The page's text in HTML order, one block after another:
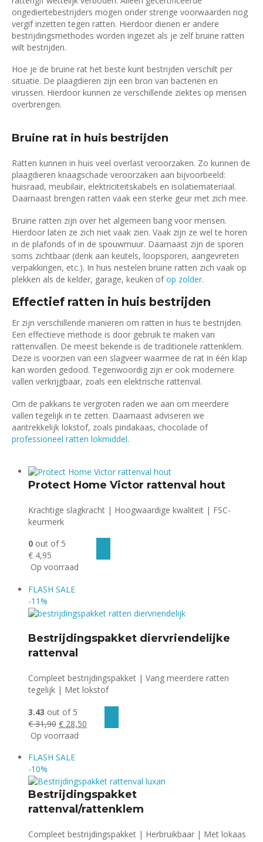
ongediertebestrijders mogen onder strenge voorwaarden nog
vergif inzetten tegen ratten. Hierdoor dienen er andere
bestrijdingsmethodes worden ingezet als je zelf bruine ratten
wilt bestrijden.
Hoe je de bruine rat het beste kunt bestrijden verschilt per
situatie. De plaagdieren zijn een bron van bacteriën en
virussen. Hierdoor kunnen ze verschillende ziektes op mensen
overbrengen.
Bruine rat in huis bestrijden
Ratten kunnen in huis veel overlast veroorzaken. Zo kunnen de
plaagdieren knaagschade veroorzaken aan bijvoorbeeld:
huisraad, meubilair, elektriciteitskabels en isolatiemateriaal.
Daarnaast brengen ratten vaak een sterke geur met zich mee.
Bruine ratten zijn over het algemeen bang voor mensen.
Hierdoor laten ze zich niet vaak zien. Vaak zijn ze wel te horen
in de plafonds of in de spouwmuur. Daarnaast zijn de sporen
soms zichtbaar (denk aan keutels, loopsporen, aangevreten
verpakkingen, etc.). In huis nestelen bruine ratten zich vaak op
plekken als de kelder, garage, keuken ofop zolder.
Effectief ratten in huis bestrijden
Er zijn verschillende manieren om ratten in huis te bestrijden.
Een effectieve methode is door gebruik te maken van
rattenvallen. De meest bekende is de traditionele rattenklem.
Deze is voorzien van een slagveer waarmee de rat in één klap
kan worden gedood. Tegenwoordig zijn er ook modernere
vallen verkrijgbaar, zoals een elektrische rattenval.
Om de pakkans te vergroten raden we aan om meerdere
vallen tegelijk in te zetten. Daarnaast adviseren we
aantrekkelijk lokstof, zoals pindakaas, chocolade of
professioneel ratten lokmiddel.
Protect Home Victor rattenval hout
Krachtige slagkracht | Hoogwaardige kwaliteit | FSC-
keurmerk
0 out of 5
€ 4,95
Op voorraad
FLASH SALE
-11%
Bestrijdingspakket diervriendelijke
rattenval
Compleet bestrijdingspakket | Vang meerdere ratten
tegelijk | Met lokstof
3.43 out of 5
€31,90 Oorspronkelijke
prijs
€ 31,90.
€ 28,50
Op voorraad
FLASH SALE
-10%
Bestrijdingspakket
rattenval/rattenklem
Compleet bestrijdingspakket | Herbruikbaar | Met lokaas